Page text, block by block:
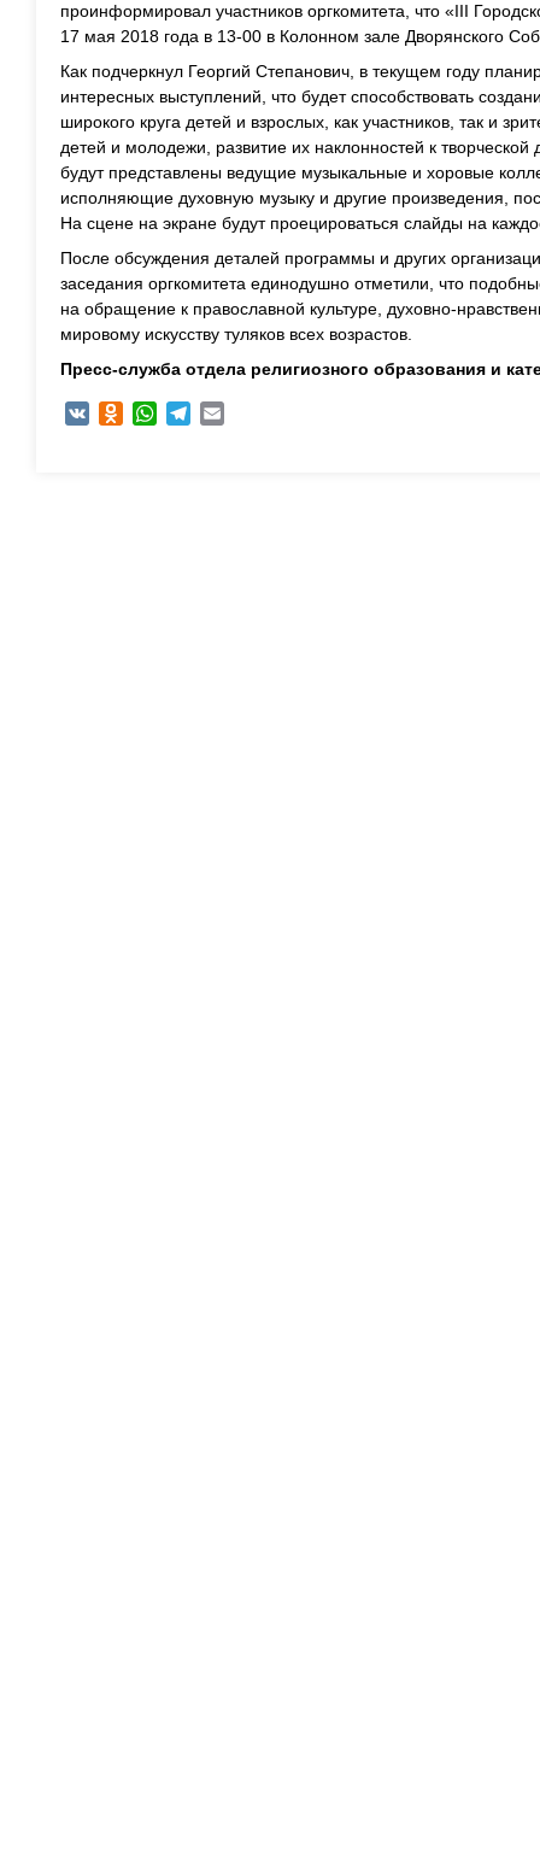
проинформировал участников оргкомитета, что «III
17 мая 2018 года в 13-00 в Колонном зале Дворянского
Как подчеркнул Георгий Степанович, в текущем году
интересных выступлений, что будет способствовать
широкого круга детей и взрослых, как участников, так и
детей и молодежи, развитие их наклонностей к
будут представлены ведущие музыкальные и хоровые
исполняющие духовную музыку и другие произведения,
На сцене на экране будут проецироваться слайды на
После обсуждения деталей программы и других
заседания оргкомитета единодушно отметили, что
на обращение к православной культуре, духовно-
мировому искусству туляков всех возрастов.
Пресс-служба отдела религиозного образования и
VK Odnoklassniki
WhatsAppTelegram